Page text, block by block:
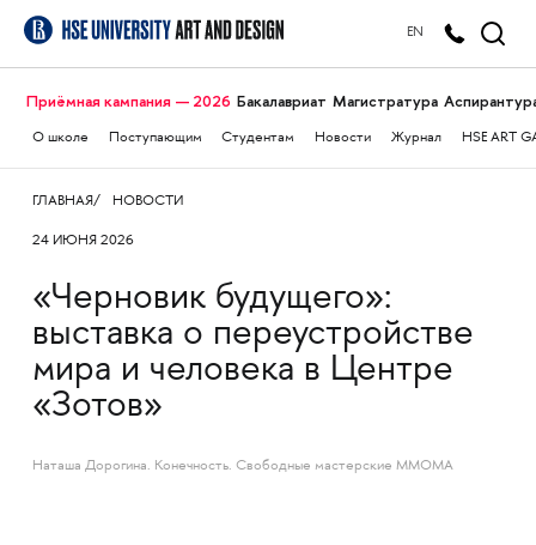
EN
Приёмная кампания — 2026 Бакалавриат Магистратура
О школе Поступающим Студентам Новости Журнал HSE ART
ГЛАВНАЯ НОВОСТИ
24 ИЮНЯ 2026
«Черновик будущего»:
выставка о переустройстве
мира и человека в Центре
«Зотов»
Наташа Дорогина. Конечность. Свободные мастерские ММОМА